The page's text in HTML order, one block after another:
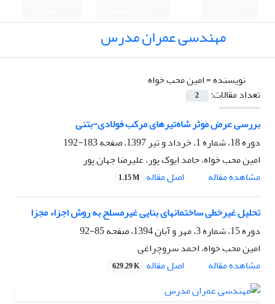
مهندسی عمران مدرس
نویسنده =امین محب خواه
تعداد مقالات:
2
بررسی عرض موثر شاه‌تیرهای مرکب فولادی-بتنی
دوره 18، شماره 1، خرداد و تیر 1397، صفحه
183-192
امین محب خواه، حامد ایوک پور، علیرضا جهان پور
مشاهده مقاله
اصل مقاله 1.15 M
تحلیل غیرخطی ساختمانهای بنایی غیرمسلح به روش اجزاء مجزا
دوره 15، شماره 3، مهر و آبان 1394، صفحه
85-92
امین محب خواه، احمد سروچراغی
مشاهده مقاله
اصل مقاله 629.29 K